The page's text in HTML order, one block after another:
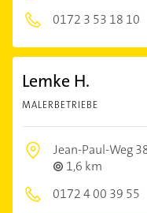
0172 3 53 18 10
Lemke H.
MALERBETRIEBE
Jean-Paul-Weg
1,6 km
0172 4 00 39 55